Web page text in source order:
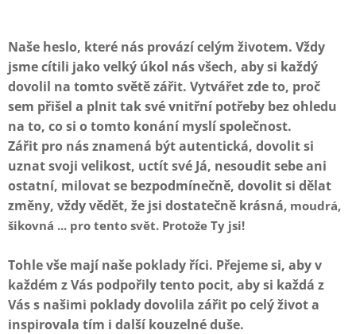
Naše heslo, které nás provází celým životem. Vždy
jsme cítili jako velký úkol nás všech, aby si každý
dovolil na tomto světě zářit. Vytvářet zde to, proč
sem přišel a plnit tak své vnitřní potřeby bez ohledu
na to, co si o tomto konání myslí společnost.
Zářit pro nás znamená být autentická, dovolit si
uznat svoji velikost, uctít své Já, nesoudit sebe ani
ostatní, milovat se bezpodmínečně, dovolit si dělat
změny, vždy vědět, že jsi dostatečně krásná, moudrá,
šikovná ... pro tento svět. Protože Ty jsi!
Tohle vše mají naše poklady říci. Přejeme si, aby v
každém z Vás podpořily tento pocit, aby si každá z
Vás s našimi poklady dovolila zářit po celý život a
inspirovala tím i další kouzelné duše.